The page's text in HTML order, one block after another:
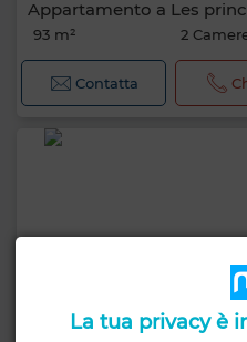
Appartamento a Les
93 m² 2
Contatta
La tua privacy è